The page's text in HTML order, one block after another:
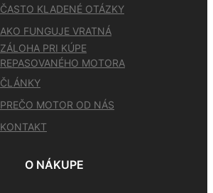
ČASTO KLADENÉ OTÁZKY
AKO FUNGUJE VRATNÁ
ZÁLOHA PRI KÚPE
REPASOVANÉHO MOTORA
ČLÁNKY
PREČO MOTOR OD NÁS
KONTAKT
O NÁKUPE